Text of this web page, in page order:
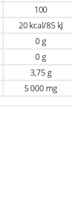
100
20 kcal/85 kJ
0 g
0 g
3,75 g
5 000 mg